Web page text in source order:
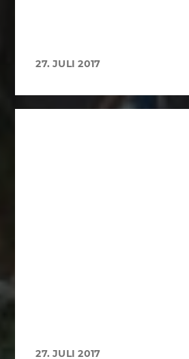
27. JULI 2017
27. JULI 2017